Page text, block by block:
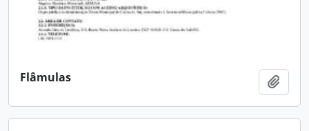
Flâmulas